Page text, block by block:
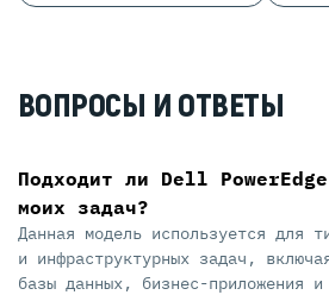
ВОПРОСЫ И ОТВЕТЫ
Подходит ли Dell
моих задач?
Данная модель используется для
и инфраструктурных задач,
базы данных, бизнес-приложения